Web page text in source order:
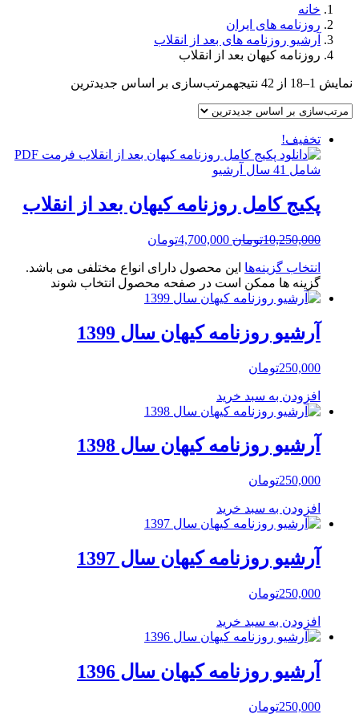
خانه
روزنامه های ایران
آرشیو روزنامه های بعد از انقلاب
روزنامه کیهان بعد از انقلاب
نمایش 1–18 از 42 نتیجه مرتب‌سازی بر اساس جدیدترین
تخفیف!
پکیج کامل روزنامه کیهان بعد از انقلاب
10,250,000تومان 4,700,000تومان
انتخاب گزینه‌ها این محصول دارای انواع مختلفی می باشد.
گزینه ها ممکن است در صفحه محصول انتخاب شوند
آرشیو روزنامه کیهان سال 1399
250,000تومان
افزودن به سبد خرید
آرشیو روزنامه کیهان سال 1398
250,000تومان
افزودن به سبد خرید
آرشیو روزنامه کیهان سال 1397
250,000تومان
افزودن به سبد خرید
آرشیو روزنامه کیهان سال 1396
250,000تومان